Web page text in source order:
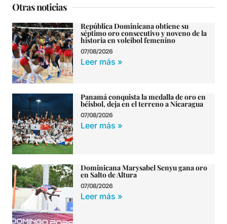
Otras noticias
República Dominicana obtiene su
séptimo oro consecutivo y noveno de la
historia en voleibol femenino
07/08/2026
Leer más »
Panamá conquista la medalla de oro en
béisbol, deja en el terreno a Nicaragua
07/08/2026
Leer más »
Dominicana Marysabel Senyu gana oro
en Salto de Altura
07/08/2026
Leer más »